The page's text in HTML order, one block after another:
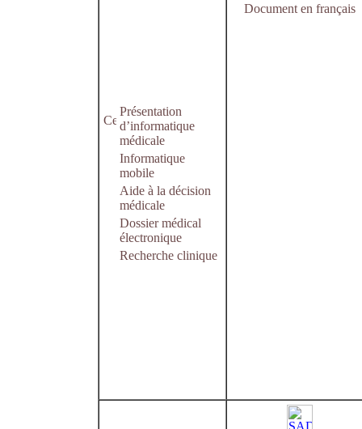
Présentation
d’informatique
médicale
Informatique
mobile
Aide à la décision
médicale
Dossier médical
électronique
Recherche clinique
Document en français